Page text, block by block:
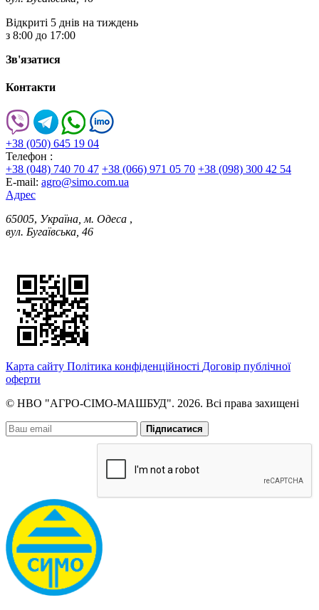
Відкриті 5 днів на тиждень
з 8:00 до 17:00
Зв'язатися
Контакти
+38 (050) 645 19 04
Телефон :
+38 (048) 740 70 47 +38 (066) 971 05 70 +38 (098) 300 42 54
E-mail: agro@simo.com.ua
Адрес
65005, Україна, м. Одеса ,
вул. Бугаївська, 46
Карта сайту Політика конфіденційності Договір публічної
оферти
© НВО "АГРО-СІМО-МАШБУД". 2026. Всі права захищені
Підписатися